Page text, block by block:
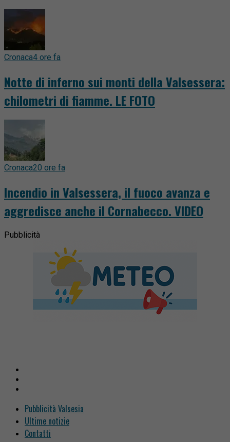
Cronaca4 ore fa
Notte di inferno sui monti della Valsessera:
chilometri di fiamme. LE FOTO
Cronaca20 ore fa
Incendio in Valsessera, il fuoco avanza e
aggredisce anche il Cornabecco. VIDEO
Pubblicità
Pubblicità Valsesia
Ultime notizie
Contatti